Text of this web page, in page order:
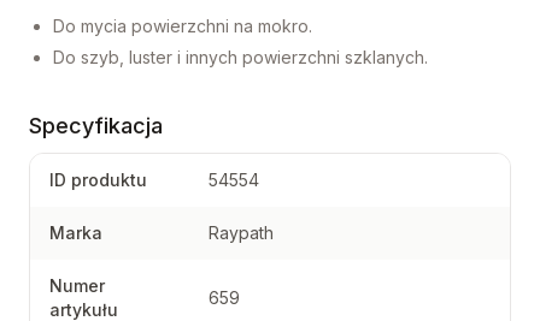
Do mycia powierzchni na mokro.
Do szyb, luster i innych powierzchni szklanych.
Specyfikacja
ID produktu 54554
Marka Raypath
Numer
artykułu
659